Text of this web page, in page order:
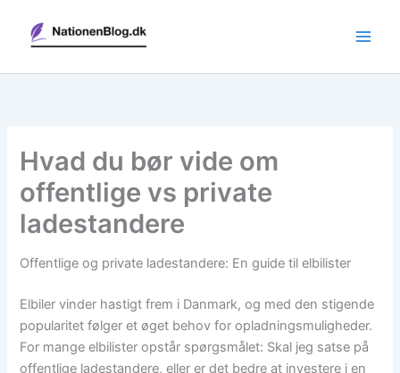
indholdet
Hvad du bør vide om
offentlige vs private
ladestandere
Offentlige og private ladestandere: En guide til elbilister
Elbiler vinder hastigt frem i Danmark, og med den stigende
popularitet følger et øget behov for opladningsmuligheder.
For mange elbilister opstår spørgsmålet: Skal jeg satse på
offentlige ladestandere, eller er det bedre at investere i en